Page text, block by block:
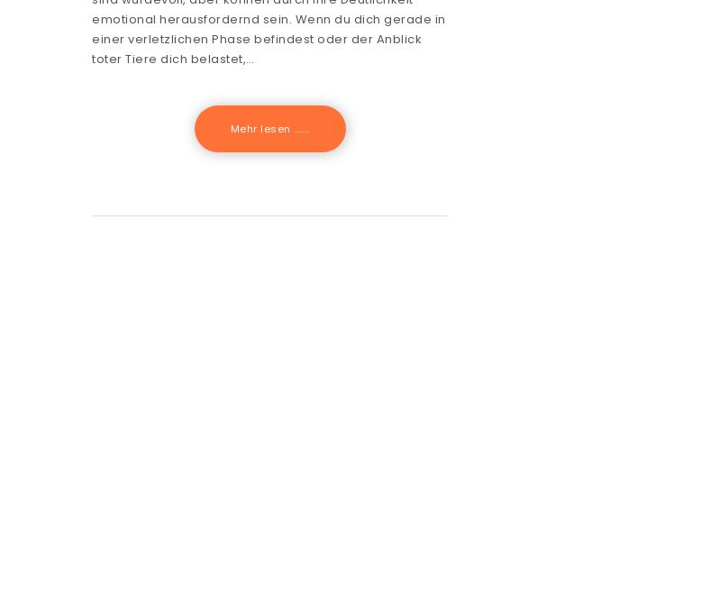
emotional herausfordernd sein. Wenn du dich gerade in
einer verletzlichen Phase befindest oder der Anblick
toter Tiere dich belastet,…
Mehr lesen .......